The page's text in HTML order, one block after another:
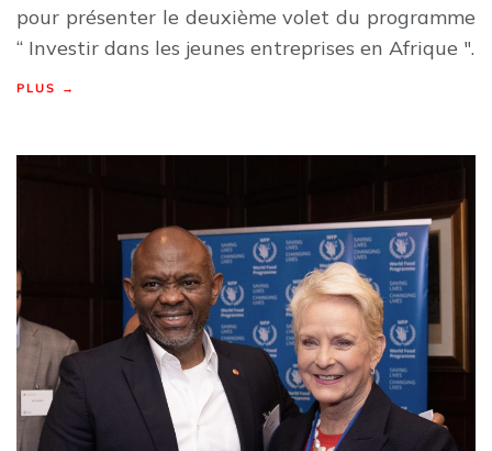
pour présenter le deuxième volet du programme
“ Investir dans les jeunes entreprises en Afrique ".
PLUS →